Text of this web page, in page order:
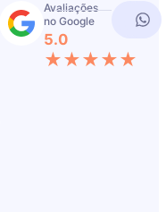
Avaliações
no Google
5.0
★★★★★